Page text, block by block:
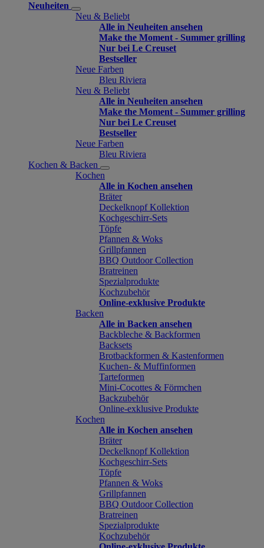
Neuheiten
Neu & Beliebt
Alle in Neuheiten ansehen
Make the Moment - Summer grilling
Nur bei Le Creuset
Bestseller
Neue Farben
Bleu Riviera
Neu & Beliebt
Alle in Neuheiten ansehen
Make the Moment - Summer grilling
Nur bei Le Creuset
Bestseller
Neue Farben
Bleu Riviera
Kochen & Backen
Kochen
Alle in Kochen ansehen
Bräter
Deckelknopf Kollektion
Kochgeschirr-Sets
Töpfe
Pfannen & Woks
Grillpfannen
BBQ Outdoor Collection
Bratreinen
Spezialprodukte
Kochzubehör
Online-exklusive Produkte
Backen
Alle in Backen ansehen
Backbleche & Backformen
Backsets
Brotbackformen & Kastenformen
Kuchen- & Muffinformen
Tarteformen
Mini-Cocottes & Förmchen
Backzubehör
Online-exklusive Produkte
Kochen
Alle in Kochen ansehen
Bräter
Deckelknopf Kollektion
Kochgeschirr-Sets
Töpfe
Pfannen & Woks
Grillpfannen
BBQ Outdoor Collection
Bratreinen
Spezialprodukte
Kochzubehör